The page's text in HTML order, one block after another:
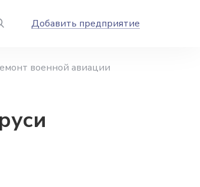
Добавить предприятие
военной авиации